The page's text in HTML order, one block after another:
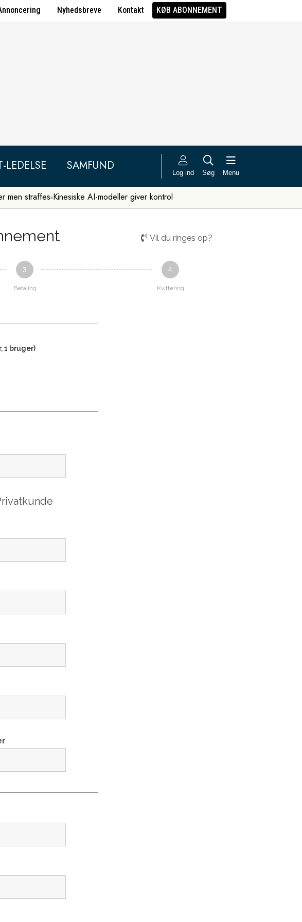
Nyhedsbreve Kontakt KØB ABONNEMENT
LEDELSE SAMFUND Log ind Søg Menu
men straffes Kinesiske AI-modeller giver kontrol
Vil du ringes op?
3
Betaling
4
Kvittering
1 bruger)